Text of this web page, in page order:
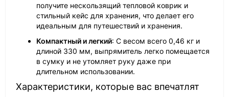
получите нескользящий тепловой коврик и
стильный кейс для хранения, что делает его
идеальным для путешествий и хранения.
Компактный и легкий: С весом всего 0,46 кг и
длиной 330 мм, выпрямитель легко помещается
в сумку и не утомляет руку даже при
длительном использовании.
Характеристики, которые вас впечатлят